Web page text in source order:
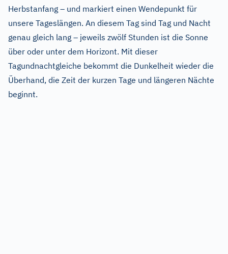
Herbstanfang – und markiert einen Wendepunkt für
unsere Tageslängen. An diesem Tag sind Tag und Nacht
genau gleich lang – jeweils zwölf Stunden ist die Sonne
über oder unter dem Horizont. Mit dieser
Tagundnachtgleiche bekommt die Dunkelheit wieder die
Überhand, die Zeit der kurzen Tage und längeren Nächte
beginnt.